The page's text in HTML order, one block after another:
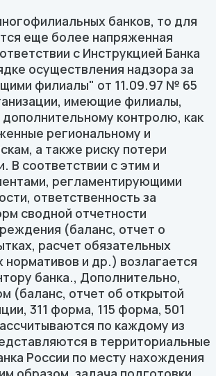
банков, то для
еще более напряженная
с Инструкцией Банка
осуществления надзора за
филиалы" от 11.09.97 № 65
имеющие филиалы,
контролю, как
региональному и
а также риску потери
В соответствии с этим и
регламентирующими
ответственность за
сводной отчетности
(баланс, отчет о
расчет обязательных
нормативов и др.) возлагается
банка., Дополнительно,
(баланс, отчет об открытой
311 форма, 115 форма, 501
по каждому из
в территориальные
России по месту нахождения